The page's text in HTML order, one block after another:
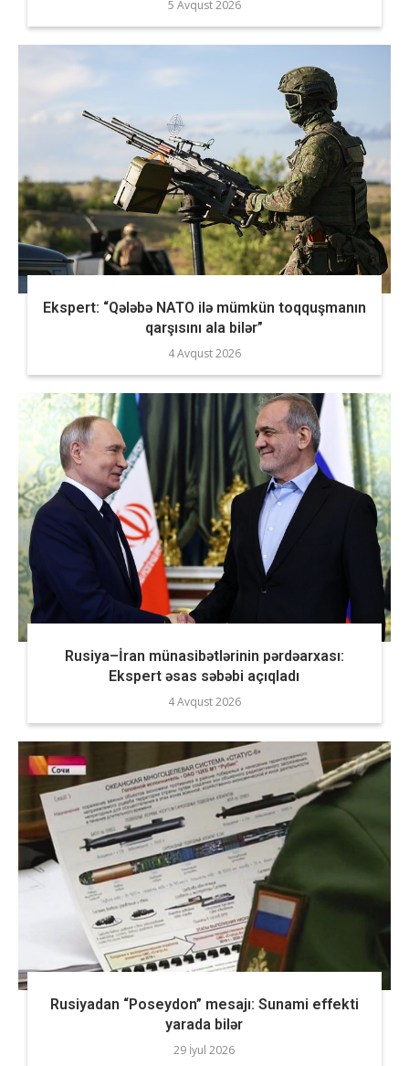
5 Avqust 2026
Ekspert: “Qələbə NATO ilə mümkün toqquşmanın
qarşısını ala bilər”
4 Avqust 2026
Rusiya–İran münasibətlərinin pərdəarxası:
Ekspert əsas səbəbi açıqladı
4 Avqust 2026
Rusiyadan “Poseydon” mesajı: Sunami effekti
yarada bilər
29 İyul 2026